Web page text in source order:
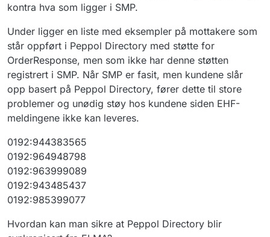
]
]
}
kontra hva som ligger i SMP.
Under ligger en liste med eksempler på mottakere som
står oppført i Peppol Directory med støtte for
OrderResponse, men som ikke har denne støtten
registrert i SMP. Når SMP er fasit, men kundene slår
opp basert på Peppol Directory, fører dette til store
problemer og unødig støy hos kundene siden EHF-
meldingene ikke kan leveres.
0192:944383565
0192:964948798
0192:963999089
0192:943485437
0192:985399077
Hvordan kan man sikre at Peppol Directory blir